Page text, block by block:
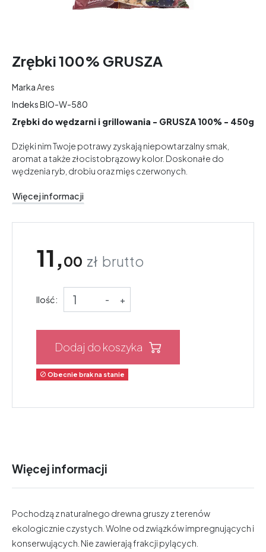
Zrębki 100% GRUSZA
MarkaAres
IndeksBIO-W-580
Zrębki do wędzarni i grillowania - GRUSZA 100% - 450g
Dzięki nim Twoje potrawy zyskają niepowtarzalny smak,
aromat a także złocistobrązowy kolor. Doskonałe do
wędzenia ryb, drobiu oraz mięs czerwonych.
Więcej informacji
11,00 zł brutto
Ilość: - +
Dodaj do koszyka
 Obecnie brak na stanie
Więcej informacji
Pochodzą z naturalnego drewna gruszy z terenów
ekologicznie czystych. Wolne od związków impregnujących i
konserwujących. Nie zawierają frakcji pylących.